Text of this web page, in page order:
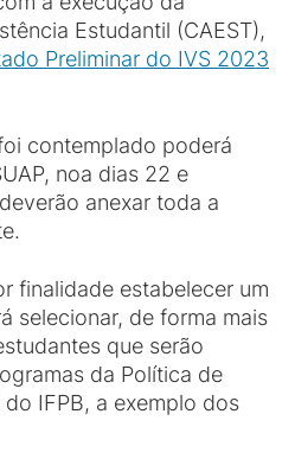
Estudantil (CAEST),
Preliminar do IVS 2023
contemplado poderá
noa dias 22 e
anexar toda a
finalidade estabelecer um
selecionar, de forma mais
que serão
da Política de
IFPB, a exemplo dos